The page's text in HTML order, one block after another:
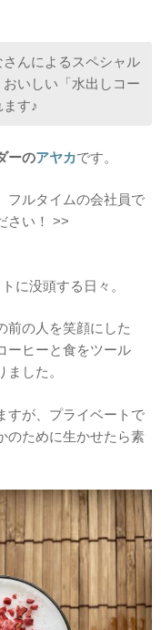
さんによるスペシャル
いしい「水出しコー
す♪
ーのアヤカです。
フルタイムの会社員で
さい！ >>
に没頭する日々。
前の人を笑顔にした
ーヒーと食をツール
した。
すが、プライベートで
のために生かせたら素